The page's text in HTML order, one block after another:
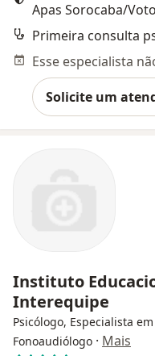
Apas Sorocaba/
Primeira consulta
Solicite um
Instituto
Interequipe
Psicólogo, Especialista
Fonoaudiólogo · Mais